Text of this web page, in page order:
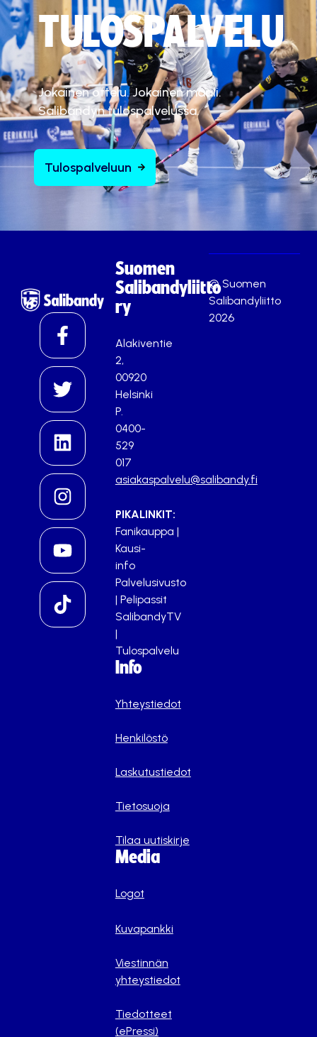
TULOSPALVELU
Jokainen ottelu. Jokainen maali.
Salibandyn tulospalvelussa.
Tulospalveluun
Suomen
Salibandyliitto
ry
Alakiventie
2,
00920
Helsinki
P.
0400-
529
017
asiakaspalvelu@salibandy.fi
PIKALINKIT:
Fanikauppa |
Kausi-
info
Palvelusivusto
| Pelipassit
SalibandyTV
|
Tulospalvelu
Info
Yhteystiedot
Henkilöstö
Laskutustiedot
Tietosuoja
Tilaa uutiskirje
Media
Logot
Kuvapankki
Viestinnän
yhteystiedot
Tiedotteet
(ePressi)
© Suomen
Salibandyliitto
2026